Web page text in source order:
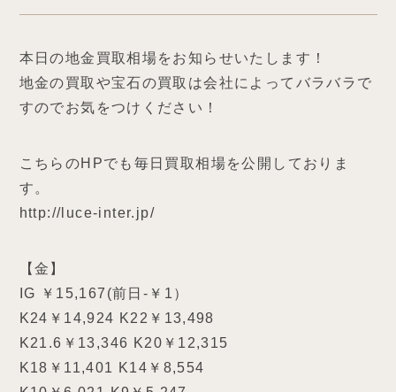
本日の地金買取相場をお知らせいたします！
地金の買取や宝石の買取は会社によってバラバラで
すのでお気をつけください！
こちらのHPでも毎日買取相場を公開しておりま
す。
http://luce-inter.jp/
【金】
IG ￥15,167(前日-￥1）
K24￥14,924 K22￥13,498
K21.6￥13,346 K20￥12,315
K18￥11,401 K14￥8,554